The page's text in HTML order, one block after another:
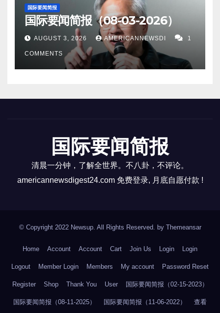
境。正如任何运动员或时尚人士都知道的那样，我们
对自己身体的看法并不总是正确或现实的，但它是我
们在社会中的行为方式的一个关键因素。 当你打球或
穿衣服时，你的大脑一直在为运动做准备，这样你就
可以移动身体而不会碰撞、绊倒或跌倒。 16。美国疫
萨诸塞州新增新冠患者为_人, 死亡_人。 18。世界疫
情 昨日印度新增新冠患者11,539人； 日本新增
253,192人； 中国新增8,517人。 俄罗斯昨日新增新冠
患者39,418人。 德国新增_人。 法国新增_人。 英国新
的岛屿和三座据信已有 600 年历史的佛像，因长江水
位下降而浮出水面。 11。周二，中国威胁美国称，如
果美国军舰驶过台湾海峡，中国“将做出回应”。 众议院
议长南希佩洛西最近对台湾的访问，加剧了美国和中
国之间的紧张局势。 12。路透渥太华 8 月 17 日 - 加拿
员代表团计划于10 月访问台湾，以寻求亚太地区的经
食品和能源的使用，中国面临着“严重问题”。戴蒙敦促
美国通过加强其在发展中国家的软实力努力来对抗北
京。”美国需要发挥领导作用，”戴蒙上周对公司富有的
客户说。 14。“我们意识到我们无法再返回” 俄罗斯最
过 380 万俄罗斯人离开。 一些人因工作或旅行原因离
开，但许多人也因俄罗斯对乌克兰的战争而离开。 其
项调查显示，2 月 24 日之后离开该国的俄罗斯人的平
均年龄为32 岁，其中 80% 的人拥有高等教育学历。
国际要闻简报
国际要闻简报（08-03-2026）
AUGUST 3, 2026 AMERICANNEWSDI 1
COMMENTS
国际要闻简报
清晨一分钟，了解全世界。不八卦，不评论。
americannewsdigest24.com 免费登录, 月底自愿付款 !
© Copyright 2022 Newsup. All Rights Reserved. by Themeansar
Home Account Account Cart Join Us Login Login
Logout Member Login Members My account Password Reset
Register Shop Thank You User 国际要闻简报（02-15-2023）
国际要闻简报（08-11-2025） 国际要闻简报（11-06-2022） 查看